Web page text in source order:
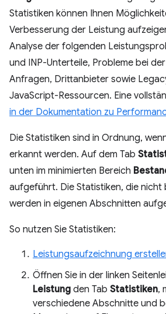
Statistiken können Ihnen
Verbesserung der Leistung
Analyse der folgenden
und INP-Unterteile, Probleme bei
Anfragen, Drittanbieter sowie
JavaScript-Ressourcen. Eine
in der Dokumentation zu
Die Statistiken sind in Ordnung,
erkannt werden. Auf dem Tab
unten im minimierten Bereich
aufgeführt. Die Statistiken, die nicht
werden in eigenen Abschnitten
So nutzen Sie Statistiken:
Leistungsaufzeichnung
Öffnen Sie in der linken
Leistung den Tab Statistiken,
verschiedene Abschnitte und